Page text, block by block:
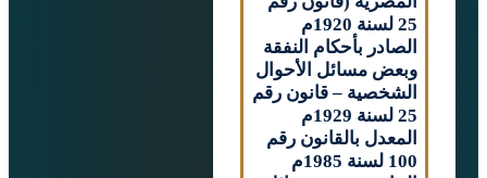
25 لسنة 1920م
بأحكام النفقة
مسائل الأحوال
– قانون رقم
25 لسنة 1929م
بالقانون رقم
100 لسنة 1985م